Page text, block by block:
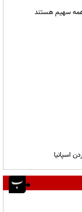
همه سهیم هستند
اسپانیا